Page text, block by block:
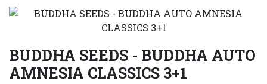
BUDDHA SEEDS - BUDDHA AUTO
AMNESIA CLASSICS 3+1